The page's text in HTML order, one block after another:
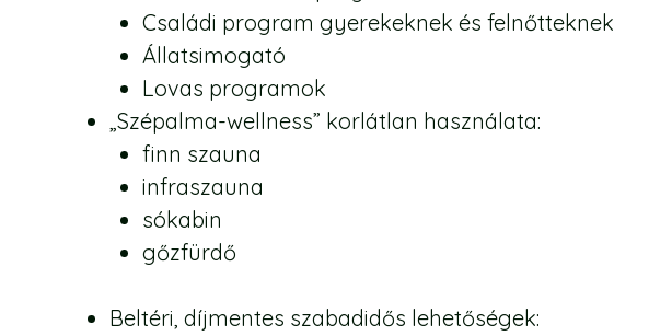
Családi program gyerekeknek és felnőtteknek
Állatsimogató
Lovas programok
„Szépalma-wellness” korlátlan használata:
finn szauna
infraszauna
sókabin
gőzfürdő
Beltéri, díjmentes szabadidős lehetőségek: